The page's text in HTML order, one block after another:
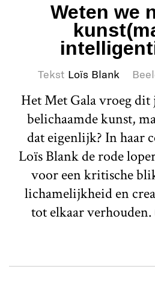
Weten we
Tekst Loïs Blank
Het Met Gala vroeg dit
belichaamde kunst,
dat eigenlijk? In haar
Loïs Blank de rode
voor een kritische
lichamelijkheid en
tot elkaar verhouden.